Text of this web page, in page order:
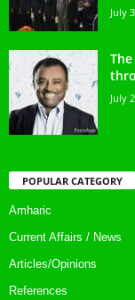
July
July
POPULAR CATEGORY
Amharic
Current Affairs / News
Articles/Opinions
References